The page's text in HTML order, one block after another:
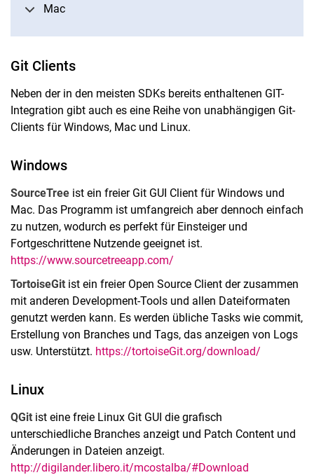
Mac
Git Clients
Neben der in den meisten SDKs bereits enthaltenen GIT-
Integration gibt auch es eine Reihe von unabhängigen Git-
Clients für Windows, Mac und Linux.
Windows
SourceTree ist ein freier Git GUI Client für Windows und
Mac. Das Programm ist umfangreich aber dennoch einfach
zu nutzen, wodurch es perfekt für Einsteiger und
Fortgeschrittene Nutzende geeignet ist.
https://www.sourcetreeapp.com/
TortoiseGit ist ein freier Open Source Client der zusammen
mit anderen Development-Tools und allen Dateiformaten
genutzt werden kann. Es werden übliche Tasks wie commit,
Erstellung von Branches und Tags, das anzeigen von Logs
usw. Unterstützt. https://tortoiseGit.org/download/
Linux
QGit ist eine freie Linux Git GUI die grafisch
unterschiedliche Branches anzeigt und Patch Content und
Änderungen in Dateien anzeigt.
http://digilander.libero.it/mcostalba/#Download